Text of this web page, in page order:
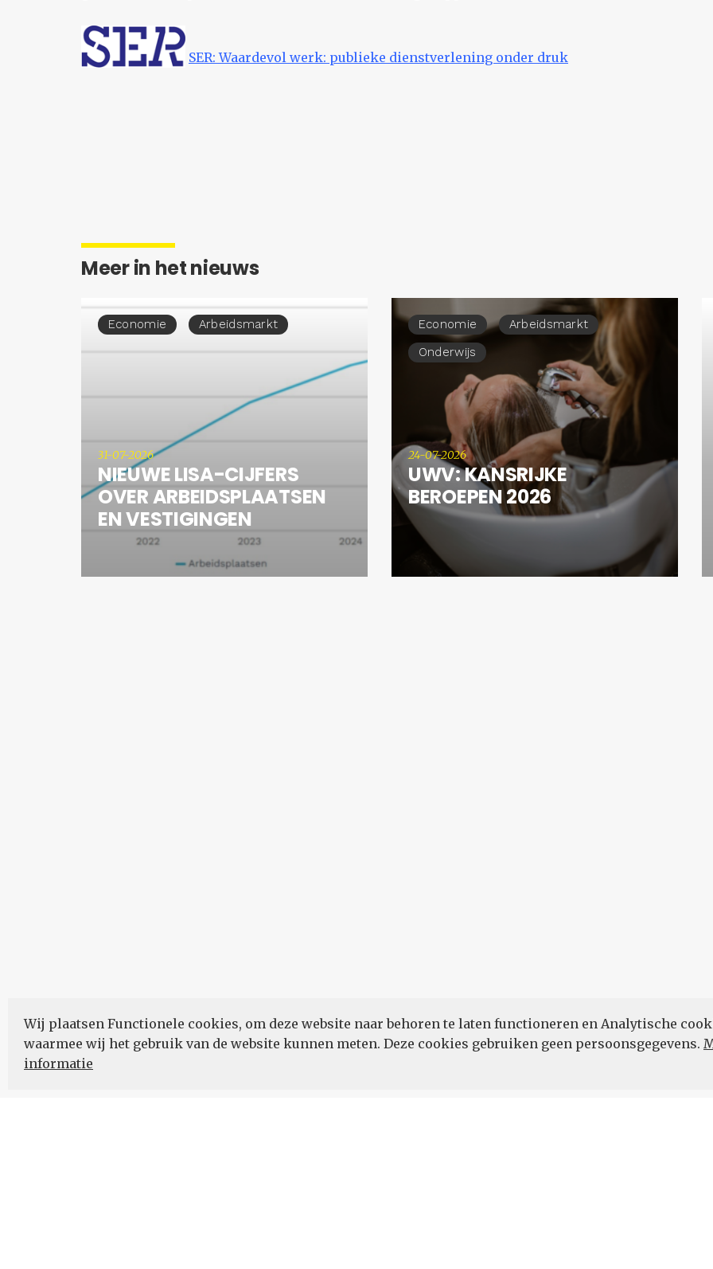
Wij plaatsen Functionele cookies, om deze website naar behoren te laten functioneren en Analytische
waarmee wij het gebruik van de website kunnen meten. Deze cookies gebruiken geen persoonsgegevens.
informatie
SER: Waardevol werk: publieke dienstverlening onder druk
Meer in het nieuws
Economie Arbeidsmarkt
31-07-2026
NIEUWE LISA-CIJFERS
OVER ARBEIDSPLAATSEN
EN VESTIGINGEN
Economie
Arbeidsmarkt
Onderwijs
24-07-2026
UWV: KANSRIJKE
BEROEPEN 2026
POWERED BY